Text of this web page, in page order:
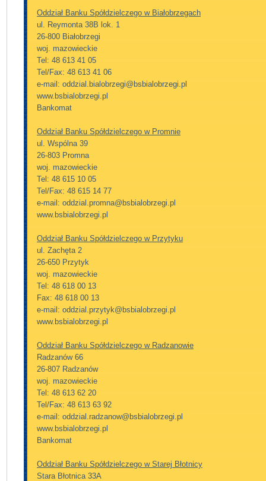
Oddział Banku Spółdzielczego w Białobrzegach
ul. Reymonta 38B lok. 1
26-800 Białobrzegi
woj. mazowieckie
Tel: 48 613 41 05
Tel/Fax: 48 613 41 06
e-mail: oddzial.bialobrzegi@bsbialobrzegi.pl
www.bsbialobrzegi.pl
Bankomat
Oddział Banku Spółdzielczego w Promnie
ul. Wspólna 39
26-803 Promna
woj. mazowieckie
Tel: 48 615 10 05
Tel/Fax: 48 615 14 77
e-mail: oddzial.promna@bsbialobrzegi.pl
www.bsbialobrzegi.pl
Oddział Banku Spółdzielczego w Przytyku
ul. Zachęta 2
26-650 Przytyk
woj. mazowieckie
Tel: 48 618 00 13
Fax: 48 618 00 13
e-mail: oddzial.przytyk@bsbialobrzegi.pl
www.bsbialobrzegi.pl
Oddział Banku Spółdzielczego w Radzanowie
Radzanów 66
26-807 Radzanów
woj. mazowieckie
Tel: 48 613 62 20
Tel/Fax: 48 613 63 92
e-mail: oddzial.radzanow@bsbialobrzegi.pl
www.bsbialobrzegi.pl
Bankomat
Oddział Banku Spółdzielczego w Starej Błotnicy
Stara Błotnica 33A